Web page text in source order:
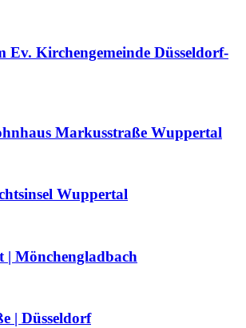
Ev. Kirchengemeinde Düsseldorf-
Markusstraße Wuppertal
Wuppertal
| Mönchengladbach
| Düsseldorf